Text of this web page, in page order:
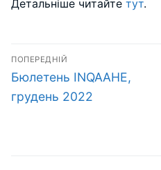
Детальніше читайте тут.
Навігація
записів
ПОПЕРЕДНІЙ
Попередній
запис:
Бюлетень INQAAHE,
грудень 2022